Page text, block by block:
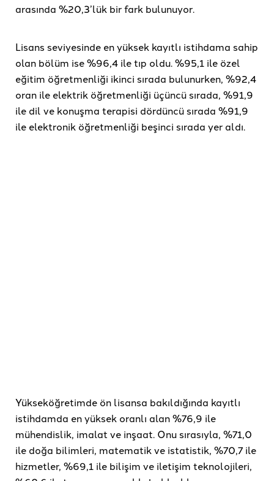
arasında %20,3’lük bir fark bulunuyor.
Lisans seviyesinde en yüksek kayıtlı istihdama sahip
olan bölüm ise %96,4 ile tıp oldu. %95,1 ile özel
eğitim öğretmenliği ikinci sırada bulunurken, %92,4
oran ile elektrik öğretmenliği üçüncü sırada, %91,9
ile dil ve konuşma terapisi dördüncü sırada %91,9
ile elektronik öğretmenliği beşinci sırada yer aldı.
Yükseköğretimde ön lisansa bakıldığında kayıtlı
istihdamda en yüksek oranlı alan %76,9 ile
mühendislik, imalat ve inşaat. Onu sırasıyla, %71,0
ile doğa bilimleri, matematik ve istatistik, %70,7 ile
hizmetler, %69,1 ile bilişim ve iletişim teknolojileri,